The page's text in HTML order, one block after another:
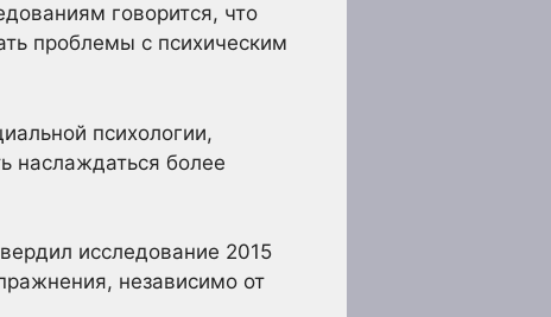
говорится, что
проблемы с психическим
психологии,
наслаждаться более
исследование 2015
независимо от